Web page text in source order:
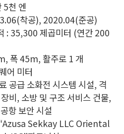
5천 엔
착공), 2020.04(준공)
: 35,300 제곱미터 (연간 200
폭 45m, 활주로 1 개
어 미터
공급 소화전 시스템 시설, 격
비, 소방 및 구조 서비스 건물,
항 보안 시설
Sekkay LLC Oriental